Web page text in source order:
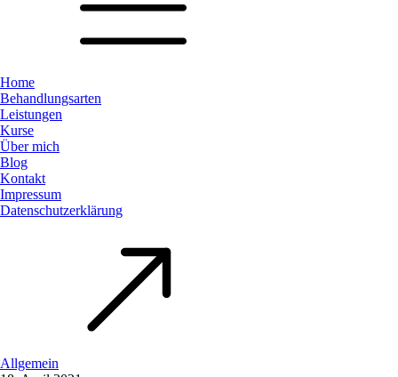
Home
Behandlungsarten
Leistungen
Kurse
Über mich
Blog
Kontakt
Impressum
Datenschutzerklärung
Allgemein